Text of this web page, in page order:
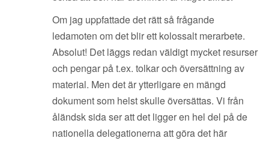
Om jag uppfattade det rätt så frågande
ledamoten om det blir ett kolossalt merarbete.
Absolut! Det läggs redan väldigt mycket resurser
och pengar på t.ex. tolkar och översättning av
material. Men det är ytterligare en mängd
dokument som helst skulle översättas. Vi från
åländsk sida ser att det ligger en hel del på de
nationella delegationerna att göra det här